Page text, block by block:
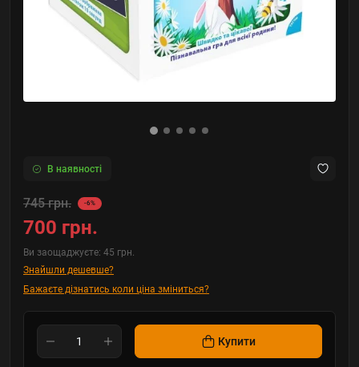
В наявності
745 грн. -6%
700 грн.
Ви заощаджуєте: 45 грн.
Знайшли дешевше?
Бажаєте дізнатись коли ціна зміниться?
Купити